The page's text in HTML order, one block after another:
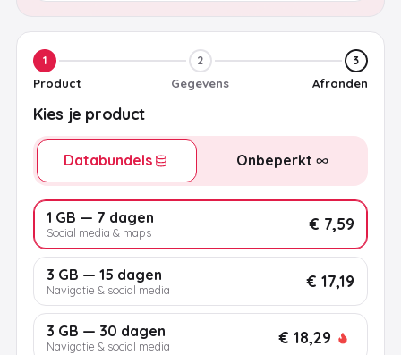
1
Product
2
Gegevens
3
Afronden
Kies je product
Databundels Onbeperkt
1 GB — 7 dagen
Social media & maps € 7,59
3 GB — 15 dagen
Navigatie & social media € 17,19
3 GB — 30 dagen
Navigatie & social media € 18,29